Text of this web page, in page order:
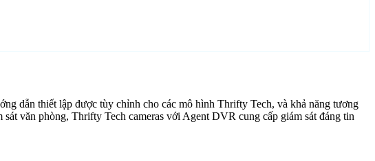
dẫn thiết lập được tùy chỉnh cho các mô hình Thrifty Tech, và khả năng tương
văn phòng, Thrifty Tech cameras với Agent DVR cung cấp giám sát đáng tin